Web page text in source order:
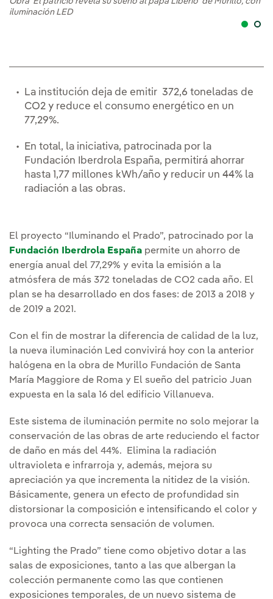
iluminación LED
La institución deja de emitir 372,6 toneladas de
CO2 y reduce el consumo energético en un
77,29%.
En total, la iniciativa, patrocinada por la
Fundación Iberdrola España, permitirá ahorrar
hasta 1,77 millones kWh/año y reducir un 44% la
radiación a las obras.
El proyecto “Iluminando el Prado”, patrocinado por la
Fundación Iberdrola España permite un ahorro de
energía anual del 77,29% y evita la emisión a la
atmósfera de más 372 toneladas de CO2 cada año. El
plan se ha desarrollado en dos fases: de 2013 a 2018 y
de 2019 a 2021.
Con el fin de mostrar la diferencia de calidad de la luz,
la nueva iluminación Led convivirá hoy con la anterior
halógena en la obra de Murillo Fundación de Santa
María Maggiore de Roma y El sueño del patricio Juan
expuesta en la sala 16 del edificio Villanueva.
Este sistema de iluminación permite no solo mejorar la
conservación de las obras de arte reduciendo el factor
de daño en más del 44%. Elimina la radiación
ultravioleta e infrarroja y, además, mejora su
apreciación ya que incrementa la nitidez de la visión.
Básicamente, genera un efecto de profundidad sin
distorsionar la composición e intensificando el color y
provoca una correcta sensación de volumen.
“Lighting the Prado” tiene como objetivo dotar a las
salas de exposiciones, tanto a las que albergan la
colección permanente como las que contienen
exposiciones temporales, de un nuevo sistema de